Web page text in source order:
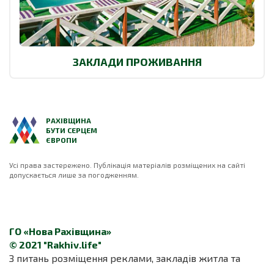
ЗАКЛАДИ ПРОЖИВАННЯ
РАХІВЩИНА
БУТИ СЕРЦЕМ
ЄВРОПИ
Усі права застережено. Публікація матеріалів розміщених на сайті
допускається лише за погодженням.
ГО «Нова Рахівщина»
© 2021 "Rakhiv.life"
З питань розміщення реклами, закладів житла та